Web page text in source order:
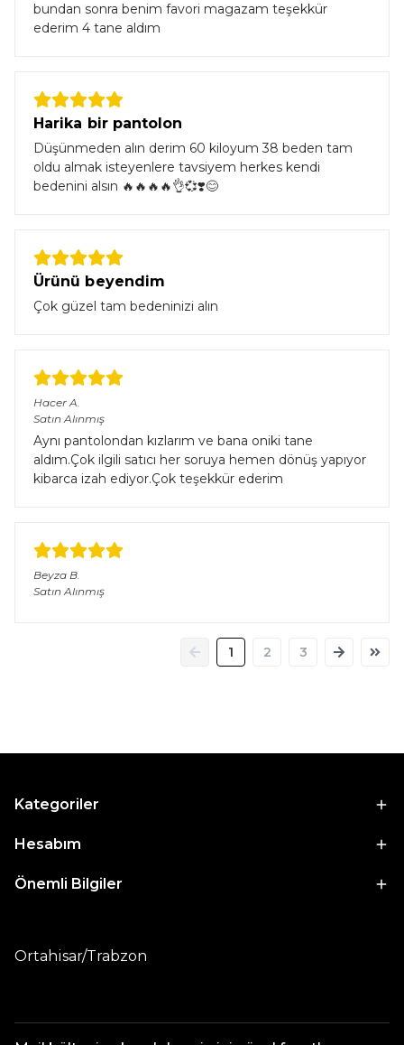
bundan sonra benim favori magazam teşekkür
ederim 4 tane aldım
Harika bir pantolon
Düşünmeden alın derim 60 kiloyum 38 beden tam
oldu almak isteyenlere tavsiyem herkes kendi
bedenini alsın 🔥🔥🔥🔥👌💞❣️😊
Ürünü beyendim
Çok güzel tam bedeninizi alın
Hacer A.
Satın Alınmış
Aynı pantolondan kızlarım ve bana oniki tane
aldım.Çok ilgili satıcı her soruya hemen dönüş yapıyor
kibarca izah ediyor.Çok teşekkür ederim
Beyza B.
Satın Alınmış
1 2 3
Kategoriler
Hesabım
Önemli Bilgiler
Ortahisar/Trabzon